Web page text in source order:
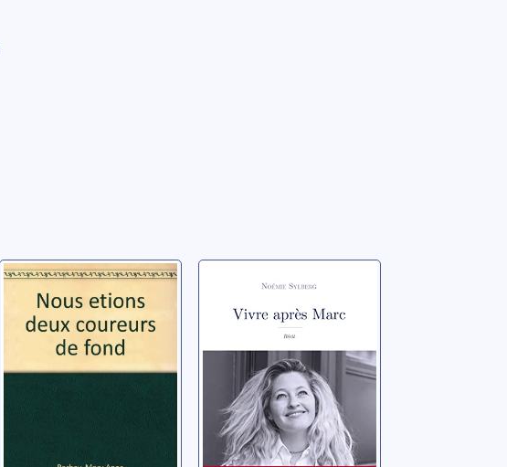
Nous étions deux
coureurs de fond
Barbey, Mary Anna
Vivre après Marc
Sylberg, Noémie